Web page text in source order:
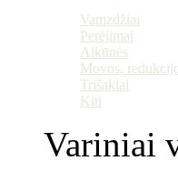
Vamzdžiai
Perėjimai
Alkūnės
Movos,
Trišakiai
Kiti
Variniai